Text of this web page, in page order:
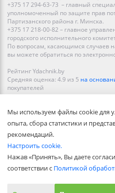
+375 17 294-63-73 – главный
уполномоченный по защите прав
Партизанского района г. Минска.
+375 17 218-00-82 – главное
городского исполнительного
По вопросам, касающимся случаев
вы можете обратиться по
Рейтинг Ydachnik.by
Средняя оценка: 4.9 из 5 на
покупателей
Гродно, Могилеве, Бобруйске,
Новополоцке, Пинске, Солигорске.
доставка осуществляется по всей
Мы используем файлы cookie для
опыта, сбора статистики и
рекомендаций.
Настроить cookie.
Нажав «Принять», Вы даете
соответствии с Политикой